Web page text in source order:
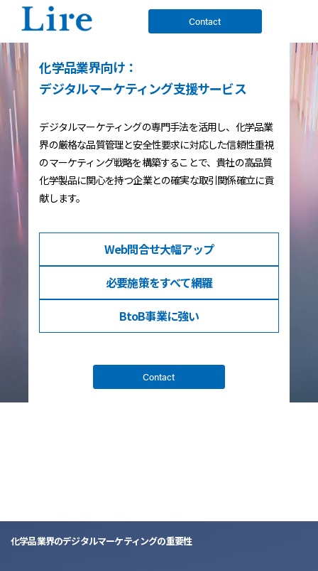
Contact
化学品業界向け：
デジタルマーケティング支援サービス
デジタルマーケティングの専門手法を活用し、化学品業
界の厳格な品質管理と安全性要求に対応した信頼性重視
のマーケティング戦略を構築することで、貴社の高品質
化学製品に関心を持つ企業との確実な取引関係確立に貢
献します。
Web問合せ大幅アップ
必要施策をすべて網羅
BtoB事業に強い
Contact
化学品業界のデジタルマーケティングの重要性